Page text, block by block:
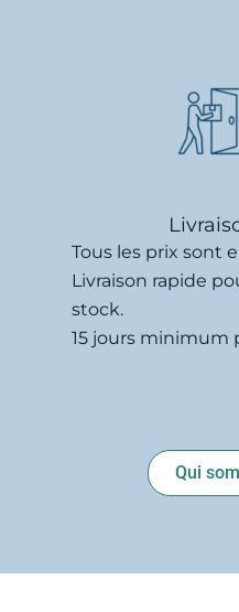
Tous les prix sont
Livraison rapide
stock.
15 jours minimum
Qui